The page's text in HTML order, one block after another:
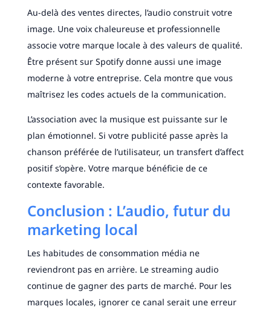
Au-delà des ventes directes, l’audio construit votre
image. Une voix chaleureuse et professionnelle
associe votre marque locale à des valeurs de qualité.
Être présent sur Spotify donne aussi une image
moderne à votre entreprise. Cela montre que vous
maîtrisez les codes actuels de la communication.
L’association avec la musique est puissante sur le
plan émotionnel. Si votre publicité passe après la
chanson préférée de l’utilisateur, un transfert d’affect
positif s’opère. Votre marque bénéficie de ce
contexte favorable.
Conclusion : L’audio, futur du
marketing local
Les habitudes de consommation média ne
reviendront pas en arrière. Le streaming audio
continue de gagner des parts de marché. Pour les
marques locales, ignorer ce canal serait une erreur